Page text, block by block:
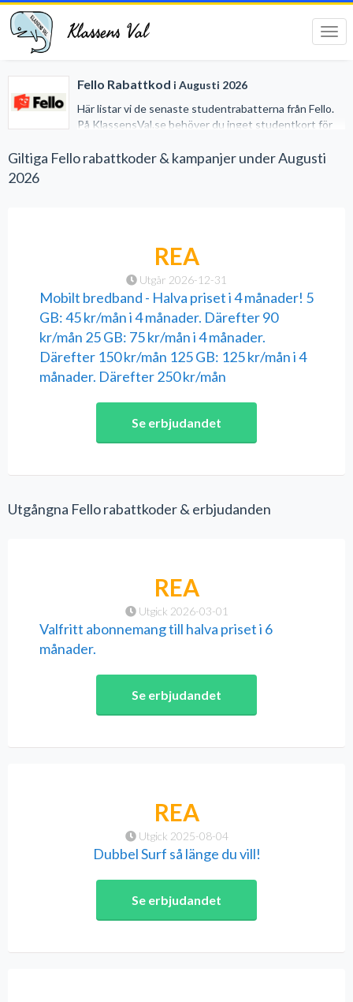
Klassens Val
Fello Rabattkod i Augusti 2026
Här listar vi de senaste studentrabatterna från Fello.
På KlassensVal.se behöver du inget studentkort för
Vi har gjort det lätt för dig genom att samla alla
Giltiga Fello rabattkoder & kampanjer under Augusti
2026
Utgår 2026-12-31
REA
Mobilt bredband - Halva priset i 4 månader! 5
GB: 45 kr/mån i 4 månader. Därefter 90
kr/mån 25 GB: 75 kr/mån i 4 månader.
Därefter 150 kr/mån 125 GB: 125 kr/mån i 4
månader. Därefter 250 kr/mån
Se erbjudandet
Utgångna Fello rabattkoder & erbjudanden
Utgick 2026-03-01
REA
Valfritt abonnemang till halva priset i 6
månader.
Se erbjudandet
Utgick 2025-08-04
REA
Dubbel Surf så länge du vill!
Se erbjudandet